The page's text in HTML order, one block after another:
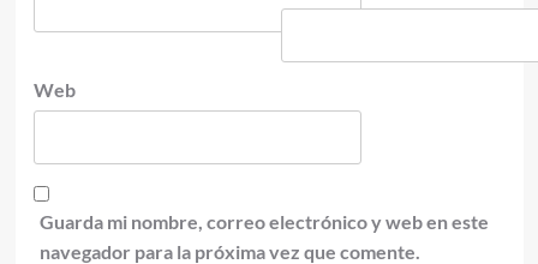
Web
Guarda mi nombre, correo electrónico y web en este
navegador para la próxima vez que comente.